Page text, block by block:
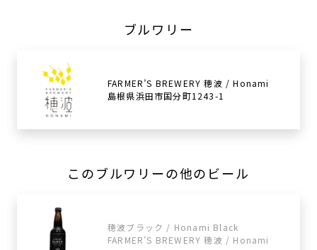
ブルワリー
FARMER’S BREWERY 穂波 / Honami
島根県浜田市国分町1243-1
このブルワリーの他のビール
穂波ブラック / Honami Black
FARMER’S BREWERY 穂波 / Honami